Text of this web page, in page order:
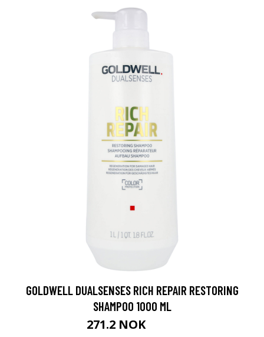
GOLDWELL DUALSENSES RICH REPAIR RESTORING
SHAMPOO 1000 ML
271.2 NOK